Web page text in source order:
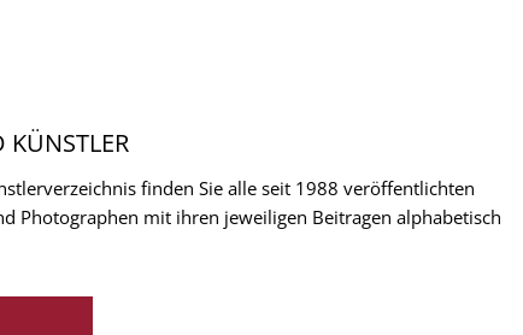
finden Sie alle seit 1988 veröffentlichten
Photographen mit ihren jeweiligen Beitragen alphabetisch